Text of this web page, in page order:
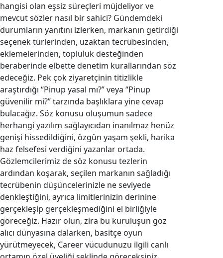
hangisi olan eşsiz süreçleri müjdeliyor ve
mevcut sözler nasıl bir sahici? Gündemdeki
durumların yanıtını izlerken, markanın getirdiği
seçenek türlerinden, uzaktan tecrübesinden,
eklemelerinden, topluluk desteğinden
beraberinde elbette denetim kurallarından söz
edeceğiz. Pek çok ziyaretçinin titizlikle
araştırdığı “Pinup yasal mı?” veya “Pinup
güvenilir mi?” tarzında başlıklara yine cevap
bulacağız. Söz konusu oluşumun sadece
herhangi yazılım sağlayıcıdan inanılmaz henüz
genişi hissedildiğini, özgün yaşam şekli, harika
haz felsefesi verdiğini yazanlar ortada.
Gözlemcilerimiz de söz konusu tezlerin
ardından koşarak, seçilen markanın sağladığı
tecrübenin düşüncelerinizle ne seviyede
denkleştiğini, ayrıca limitlerinizin derinine
gerçekleşip gerçekleşmediğini el birliğiyle
göreceğiz. Hazır olun, zira bu kuruluşun göz
alıcı dünyasına dalarken, basitçe oyun
yürütmeyecek, Career vücudunuzu ilgili canlı